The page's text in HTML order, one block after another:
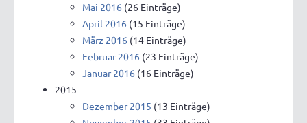
Mai 2016 (26 Einträge)
April 2016 (15 Einträge)
März 2016 (14 Einträge)
Februar 2016 (23 Einträge)
Januar 2016 (16 Einträge)
2015
Dezember 2015 (13 Einträge)